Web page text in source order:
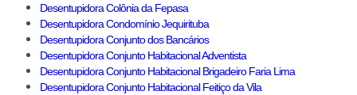
Desentupidora Colônia da Fepasa
Desentupidora Condomínio Jequirituba
Desentupidora Conjunto dos Bancários
Desentupidora Conjunto Habitacional Adventista
Desentupidora Conjunto Habitacional Brigadeiro Faria Lima
Desentupidora Conjunto Habitacional Feitiço da Vila